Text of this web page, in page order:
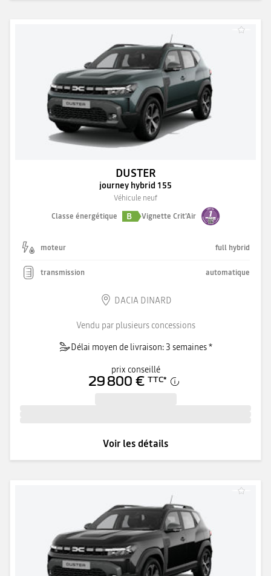
DUSTER
journey hybrid 155
Véhicule neuf
Classe énergétique
B Vignette Crit'Air
moteur full hybrid
transmission automatique
DACIA DINARD
Vendu par plusieurs concessions
Délai moyen de livraison: 3 semaines *
prix conseillé
29 800 € TTC*
Voir les détails